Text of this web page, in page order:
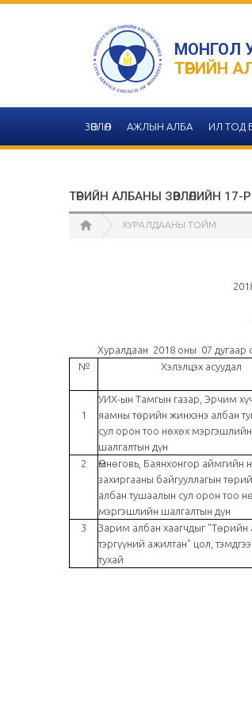
МОНГОЛ
ТӨРИЙН
ЗӨВЛӨЛ АЖЛЫН АЛБА ИЛ ТОД
ТӨРИЙН АЛБАНЫ ЗӨВЛӨЛИЙН
ХУРАЛДААНЫ ТОЙМ
Хуралдаан 2018 оны 07 дугаар
№
Хэлэлцэх асуудал
1
УИХ-ын Тамгын газар, Эрчим
яамны төрийн жинхэнэ албан
сул орон тоо нөхөх мэргэшлийн
шалгалтын дүн
2
Өмнөговь, Баянхонгор аймгийн
захиргааны байгууллагын
албан тушаалын сул орон тоо
мэргэшлийн шалгалтын дүн
3
Зарим албан хаагчдыг "Төрийн
тэргүүний ажилтан" цол,
тухай